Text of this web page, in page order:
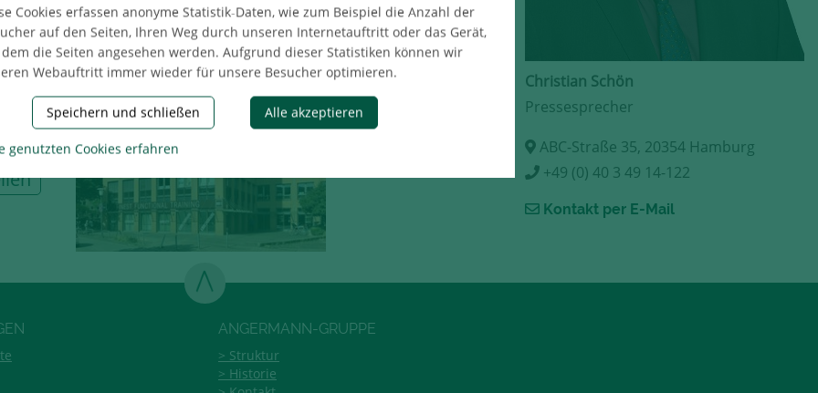
m²
in
Christian Schön
Pressesprecher
ABC-Straße 35, 20354 Hamburg
+49 (0) 40 3 49 14-122
Kontakt per E-Mail
ANGERMANN-GRUPPE
Struktur
Historie
Cookies erfassen anonyme Statistik-Daten, wie zum Beispiel die Anzahl der
auf den Seiten, Ihren Weg durch unseren Internetauftritt oder das Gerät,
die Seiten angesehen werden. Aufgrund dieser Statistiken können wir
Webauftritt immer wieder für unsere Besucher optimieren.
Speichern und schließen Alle akzeptieren
genutzten Cookies erfahren